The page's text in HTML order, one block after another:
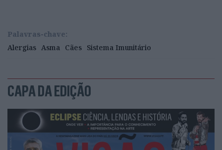
Palavras-chave:
Alergias Asma Cães Sistema Imunitário
CAPA DA EDIÇÃO